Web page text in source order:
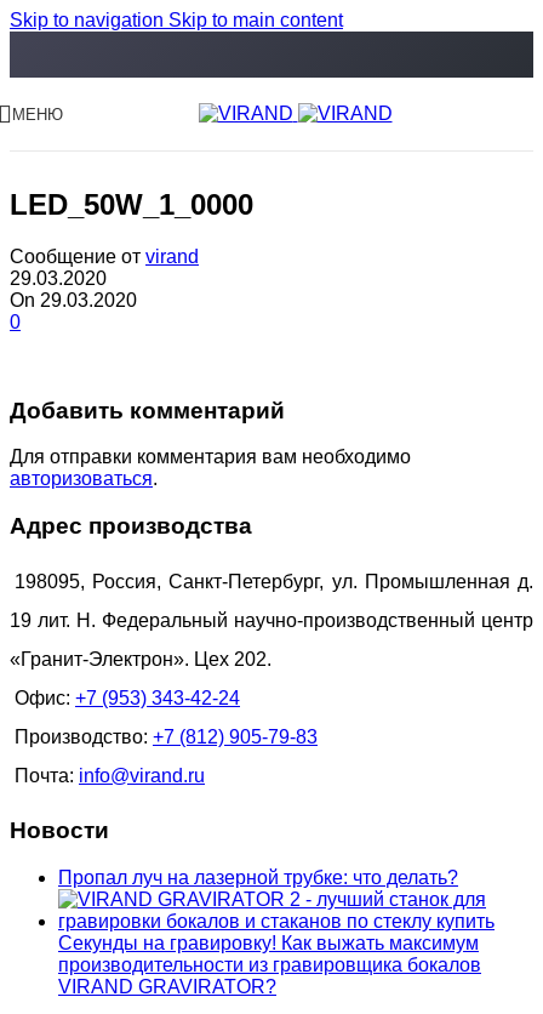
Skip to navigation Skip to main content
МЕНЮ
LED_50W_1_0000
Сообщение от virand
29.03.2020
On 29.03.2020
0
Добавить комментарий
Для отправки комментария вам необходимо
авторизоваться.
Адрес производства
198095, Россия, Санкт-Петербург, ул. Промышленная д.
19 лит. Н. Федеральный научно-производственный центр
«Гранит-Электрон». Цех 202.
Офис: +7 (953) 343-42-24
Производство: +7 (812) 905-79-83
Почта: info@virand.ru
Новости
Пропал луч на лазерной трубке: что делать?
Секунды на гравировку! Как выжать максимум
производительности из гравировщика бокалов
VIRAND GRAVIRATOR?